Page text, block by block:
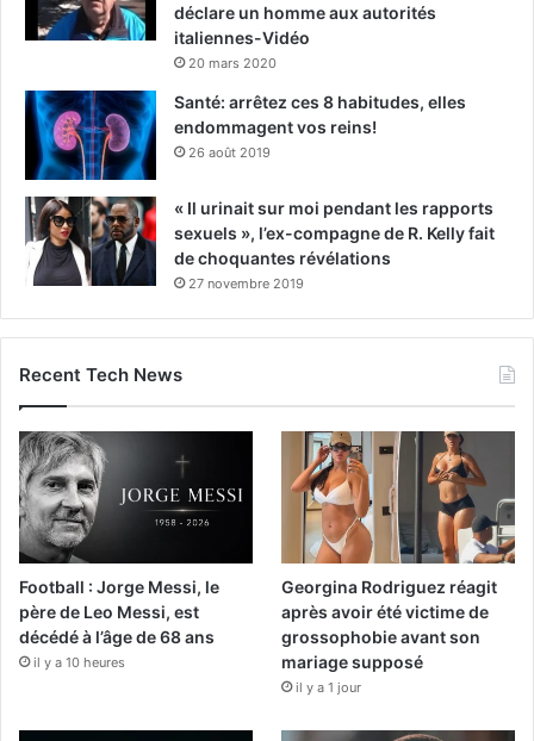
déclare un homme aux autorités
italiennes-Vidéo
20 mars 2020
Santé: arrêtez ces 8 habitudes, elles
endommagent vos reins!
26 août 2019
« Il urinait sur moi pendant les rapports
sexuels », l’ex-compagne de R. Kelly fait
de choquantes révélations
27 novembre 2019
Recent Tech News
Football : Jorge Messi, le
père de Leo Messi, est
décédé à l’âge de 68 ans
il y a 10 heures
Georgina Rodriguez réagit
après avoir été victime de
grossophobie avant son
mariage supposé
il y a 1 jour